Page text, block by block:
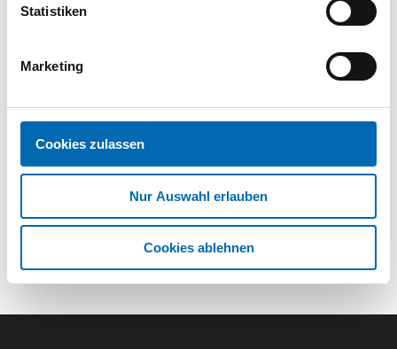
Statistiken
Marketing
Cookies zulassen
Nur Auswahl erlauben
Cookies ablehnen